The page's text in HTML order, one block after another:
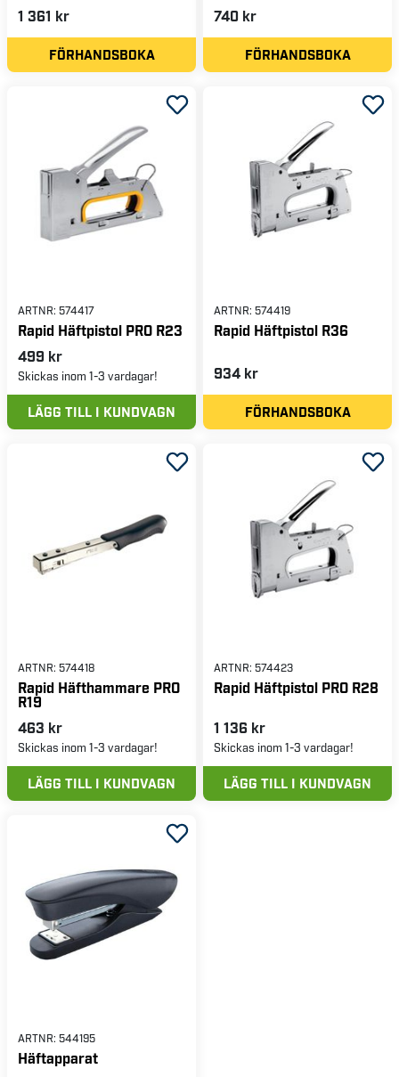
1 361 kr
FÖRHANDSBOKA
740 kr
FÖRHANDSBOKA
ARTNR: 574417
Rapid Häftpistol PRO R23
499 kr
Skickas inom 1-3 vardagar!
LÄGG TILL I KUNDVAGN
ARTNR: 574419
Rapid Häftpistol R36
934 kr
FÖRHANDSBOKA
ARTNR: 574418
Rapid Häfthammare PRO
R19
463 kr
Skickas inom 1-3 vardagar!
LÄGG TILL I KUNDVAGN
ARTNR: 574423
Rapid Häftpistol PRO R28
1 136 kr
Skickas inom 1-3 vardagar!
LÄGG TILL I KUNDVAGN
ARTNR: 544195
Häftapparat